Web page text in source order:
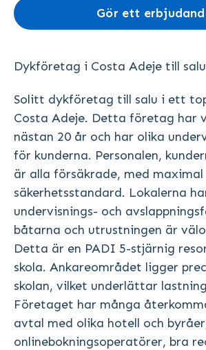
Gör ett
Dykföretag i Costa Adeje till salu
Solitt dykföretag till salu i ett
Costa Adeje. Detta företag har
nästan 20 år och har olika
för kunderna. Personalen,
är alla försäkrade, med maximal
säkerhetsstandard. Lokalerna
undervisnings- och
båtarna och utrustningen är
Detta är en PADI 5-stjärnig
skola. Ankareområdet ligger
skolan, vilket underlättar
Företaget har många
avtal med olika hotell och
onlinebokningsoperatörer, bra